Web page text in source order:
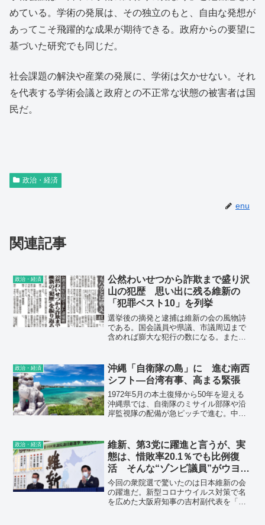
めている。学術の発展は、その独立のもと、自由な発想が
あってこそ飛躍的な成果が期待できる。政府からの要望に
基づいた研究でも同じだ。
社会課題の解決や産業の発展に、学術は欠かせない。それ
を代表する学術会議と政府との不正常な状態の被害者は国
民だ。
政治・経済
enu
関連記事
政治・経済
公然わいせつから詐欺まで盛り沢
山の犯歴 思い出に残る維新の
「犯罪ベスト10」を列挙
選挙後の摘発と逮捕は維新の会の風物詩
である。国会議員や県議、市議周辺まで
含めれば膨大な犯行の数になる。また性
残る維新の犯罪ベスト10」を振り返っ
た。・・・日刊ゲンダイより
政治・経済
沖縄「自衛隊の島」に 進む南西
シフト―台湾有事、高まる緊張
1972年5月の本土復帰から50年を迎える
沖縄県では、自衛隊のミサイル部隊や沿
岸監視隊の配備が急ピッチで進む。中国
境は激変。今後も「南西シフト」は続く
見通しだ。米軍基地が集中する沖縄は、
同時に「自衛隊基地の島」になりつつあ
る。
政治・経済
維新、第3党に躍進と言うが、実
態は、惜敗率20.1％でも比例復
活 そんな“ゾンビ議員”がウヨウ
ヨいる
今回の衆院選で驚いたのは日本維新の会
の躍進だ。新型コロナウイルス対策で名
を広めた大阪府知事の吉村副代表を「選